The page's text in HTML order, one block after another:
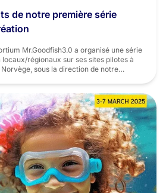
de notre première série
Mr.Goodfish3.0 a organisé une série
régionaux sur ses sites pilotes à
sous la direction de notre